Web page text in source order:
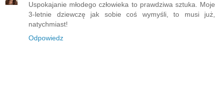
Uspokajanie młodego człowieka to prawdziwa sztuka. Moje
3-letnie dziewczę jak sobie coś wymyśli, to musi już,
natychmiast!
Odpowiedz